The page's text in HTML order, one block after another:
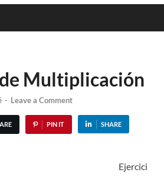
Multiplicación
- Leave a Comment
PIN IT SHARE
Ejercici